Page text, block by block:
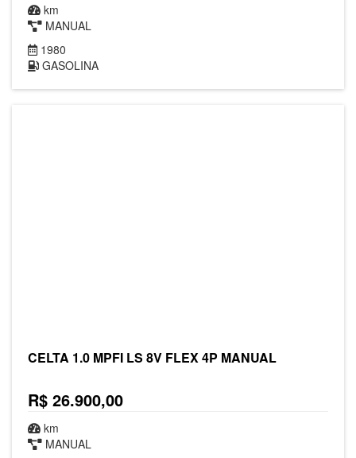
km
MANUAL
1980
GASOLINA
CELTA 1.0 MPFI LS 8V FLEX 4P MANUAL
R$ 26.900,00
km
MANUAL